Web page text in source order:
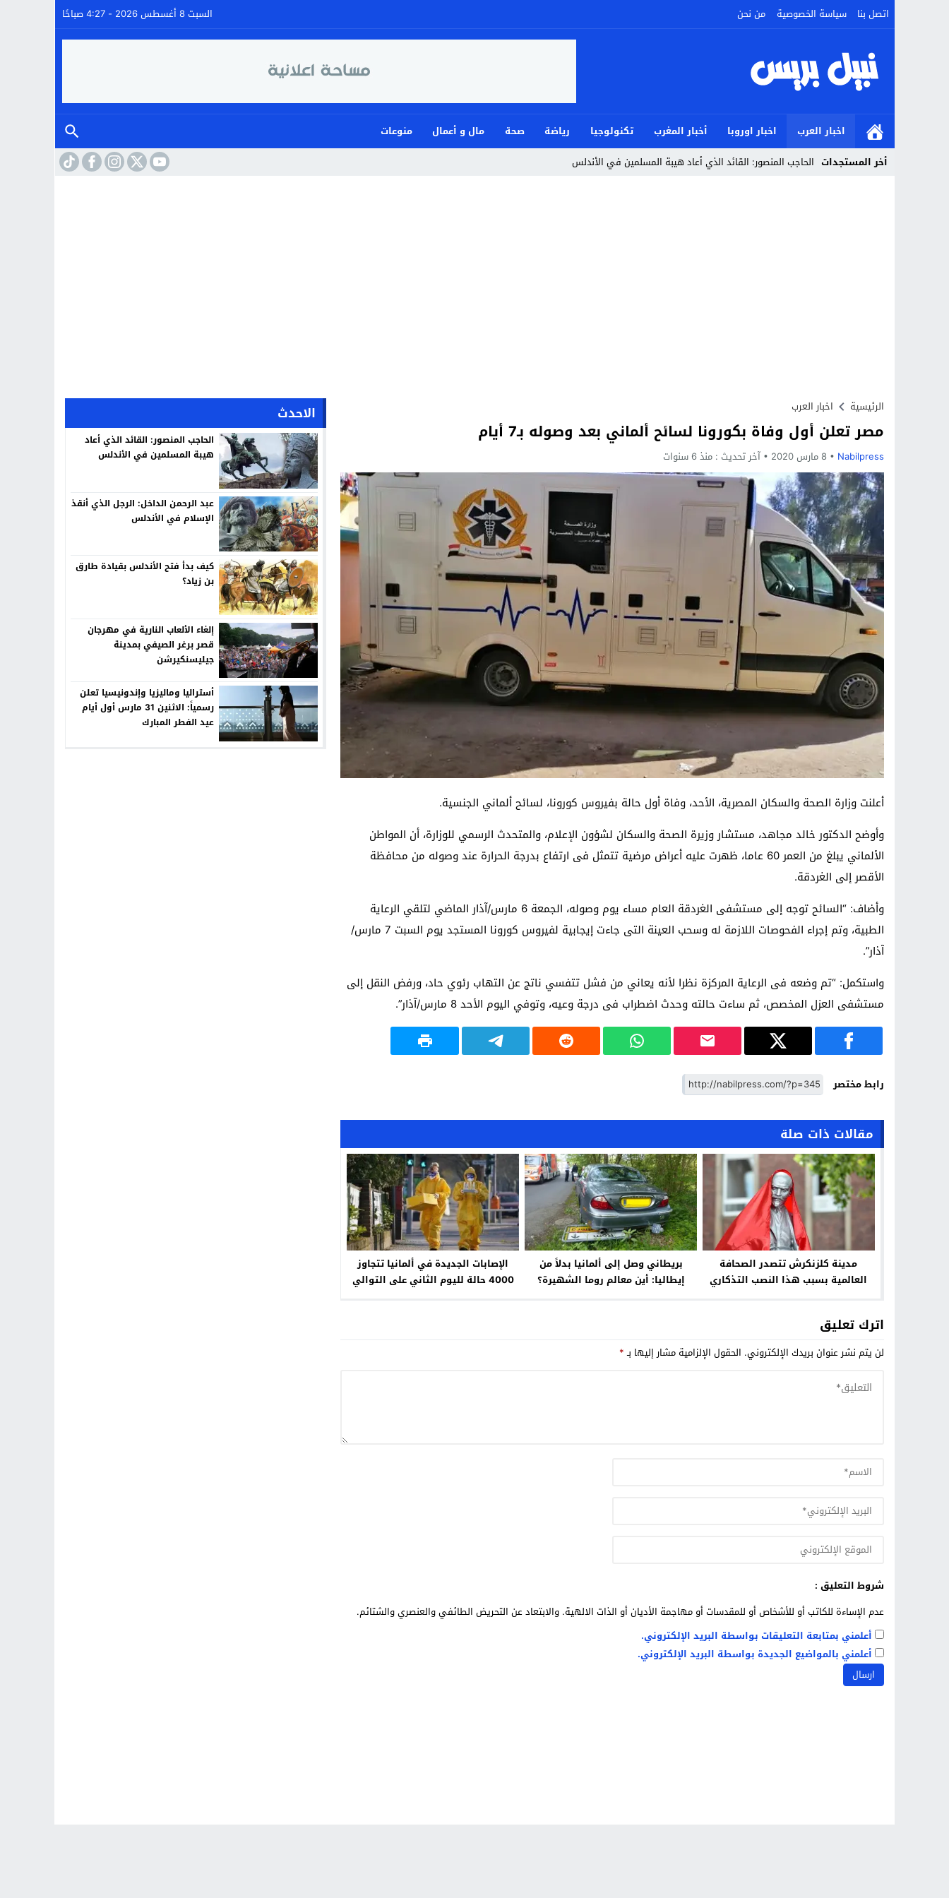
اتصل بنا سياسة الخصوصية من نحن السبت 8 أغسطس 2026 - 4:27 صباحًا
اخبار العرب اخبار اوروبا أخبار المغرب تكنولوجيا رياضة صحة مال و أعمال
منوعات
أخر المستجدات الحاجب المنصور: القائد الذي أعاد هيبة المسلمين في الأندلس
الرئيسية اخبار العرب
مصر تعلن أول وفاة بكورونا لسائح ألماني بعد وصوله بـ7 أيام
Nabilpress 8 مارس 2020 آخر تحديث : منذ 6 سنوات
أعلنت وزارة الصحة والسكان المصرية، الأحد، وفاة أول حالة بفيروس كورونا، لسائح ألماني الجنسية.
وأوضح الدكتور خالد مجاهد، مستشار وزيرة الصحة والسكان لشؤون الإعلام، والمتحدث الرسمي للوزارة، أن المواطن
الألماني يبلغ من العمر 60 عاما، ظهرت عليه أعراض مرضية تتمثل فى ارتفاع بدرجة الحرارة عند وصوله من محافظة
الأقصر إلى الغردقة.
وأضاف: “السائح توجه إلى مستشفى الغردقة العام مساء يوم وصوله، الجمعة 6 مارس/آذار الماضي لتلقي الرعاية
الطبية، وتم إجراء الفحوصات اللازمة له وسحب العينة التى جاءت إيجابية لفيروس كورونا المستجد يوم السبت 7 مارس/
آذار”.
واستكمل: “تم وضعه فى الرعاية المركزة نظرا لأنه يعاني من فشل تتفسي ناتج عن التهاب رئوي حاد، ورفض النقل إلى
مستشفى العزل المخصص، ثم ساءت حالته وحدث اضطراب فى درجة وعيه، وتوفي اليوم الأحد 8 مارس/آذار”.
رابط مختصر
مقالات ذات صلة
مدينة كلزنكرش تتصدر الصحافة
العالمية بسبب هذا النصب التذكاري
بريطاني وصل إلى ألمانيا بدلاً من
إيطاليا: أين معالم روما الشهيرة؟
الإصابات الجديدة في ألمانيا تتجاوز
4000 حالة لليوم الثاني على التوالي
اترك تعليق
لن يتم نشر عنوان بريدك الإلكتروني. الحقول الإلزامية مشار إليها بـ*
شروط التعليق :
عدم الإساءة للكاتب أو للأشخاص أو للمقدسات أو مهاجمة الأديان أو الذات الالهية. والابتعاد عن التحريض الطائفي والعنصري والشتائم.
أعلمني بمتابعة التعليقات بواسطة البريد الإلكتروني.
أعلمني بالمواضيع الجديدة بواسطة البريد الإلكتروني.
الاحدث
الحاجب المنصور: القائد الذي أعاد
هيبة المسلمين في الأندلس
عبد الرحمن الداخل: الرجل الذي أنقذ
الإسلام في الأندلس
كيف بدأ فتح الأندلس بقيادة طارق
بن زياد؟
إلغاء الألعاب النارية في مهرجان
قصر برغر الصيفي بمدينة
جيليسنكيرشن
أستراليا وماليزيا وإندونيسيا تعلن
رسمياً: الاثنين 31 مارس أول أيام
عيد الفطر المبارك